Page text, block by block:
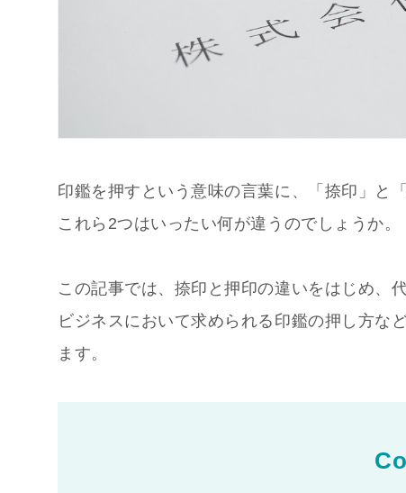
印鑑を押すという意味の言葉に、「捺印」と
これら2つはいったい何が違うのでしょうか。
この記事では、捺印と押印の違いをはじめ、
ビジネスにおいて求められる印鑑の押し方な
ます。